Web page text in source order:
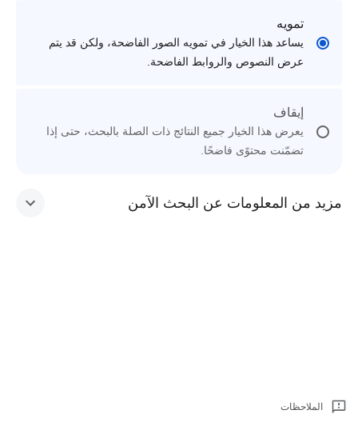
تمويه
يساعد هذا الخيار في تمويه الصور الفاضحة، ولكن قد يتم
عرض النصوص والروابط الفاضحة.
إيقاف
يعرض هذا الخيار جميع النتائج ذات الصلة بالبحث، حتى إذا
تضمّنت محتوًى فاضحًا.
مزيد من المعلومات عن البحث الآمن
الملاحظات